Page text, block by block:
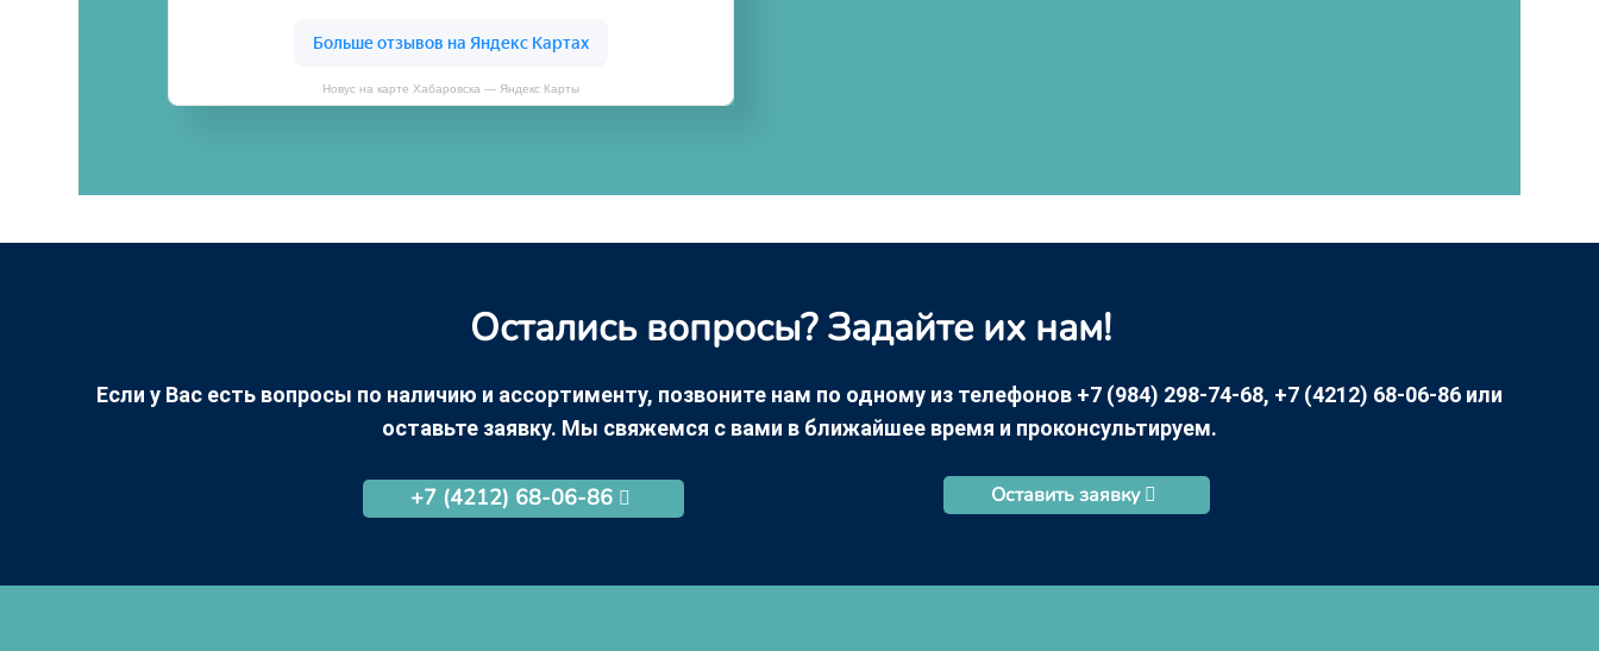
Новус на карте Хабаровска — Яндекс Карты
Остались вопросы? Задайте их нам!
Если у Вас есть вопросы по наличию и ассортименту, позвоните нам по одному из телефонов +7 (984) 298-74-68, +7 (4212) 68-06-86 или
оставьте заявку. Мы свяжемся с вами в ближайшее время и проконсультируем.
+7 (4212) 68-06-86 Оставить заявку